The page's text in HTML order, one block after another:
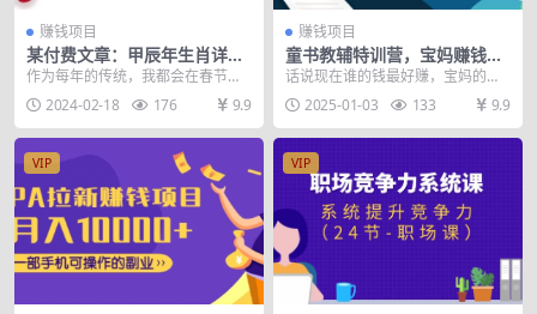
赚钱项目
某付费文章：甲辰年生肖详解:
你今年的好运，就由这篇福文
为你开启
作为每年的传统，我都会在春节期
间发布十二生肖的统盘建议。 还真
别说，真的是有不少...
2024-02-18 176 9.9
赚钱项目
童书教辅特训营，宝妈赚钱良
机，短视频实操课，提升转化
率，打造爆款账号
话说现在谁的钱最好赚，宝妈的钱
最好赚，儿童教辅图书一直是宝妈
热门的消费项目，课程...
2025-01-03 133 9.9
VIP VIP